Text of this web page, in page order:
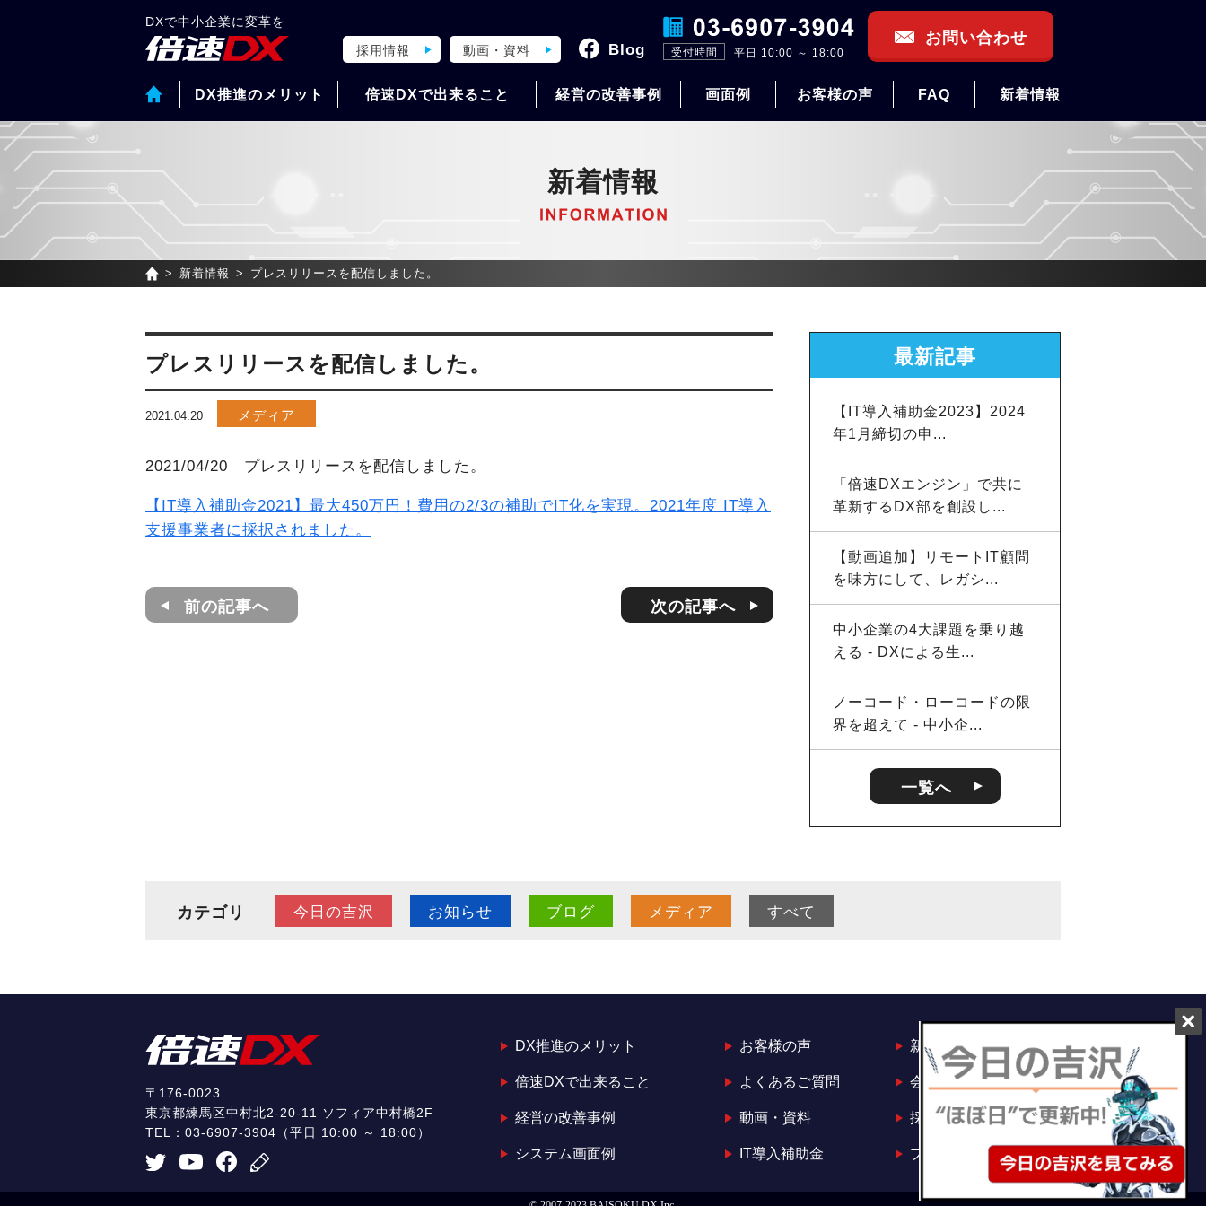
DXで中小企業に変革を
DX推進のメリット 倍速DXで出来ること 経営の改善事例 画面例 お客様の声 FAQ 新着情報
採用情報 動画・資料 Blog 受付時間 平日 10:00 ～ 18:00
お問い合わせ
新着情報
新着情報 プレスリリースを配信しました。
プレスリリースを配信しました。
2021.04.20 メディア
2021/04/20 プレスリリースを配信しました。
【IT導入補助金2021】最大450万円！費用の2/3の補助でIT化を実現。2021年度 IT導入
支援事業者に採択されました。
前の記事へ 次の記事へ
最新記事
【IT導入補助金2023】2024
年1月締切の申...
「倍速DXエンジン」で共に
革新するDX部を創設し...
【動画追加】リモートIT顧問
を味方にして、レガシ...
中小企業の4大課題を乗り越
える - DXによる生...
ノーコード・ローコードの限
界を超えて - 中小企...
一覧へ
カテゴリ 今日の吉沢 お知らせ ブログ メディア すべて
〒176-0023
東京都練馬区中村北2-20-11 ソフィア中村橋2F
TEL： 03-6907-3904 （平日 10:00 ～ 18:00）
DX推進のメリット
倍速DXで出来ること
経営の改善事例
システム画面例
お客様の声
よくあるご質問
動画・資料
IT導入補助金
新着情報
会社概要
採用情報
プライバシーポリシー